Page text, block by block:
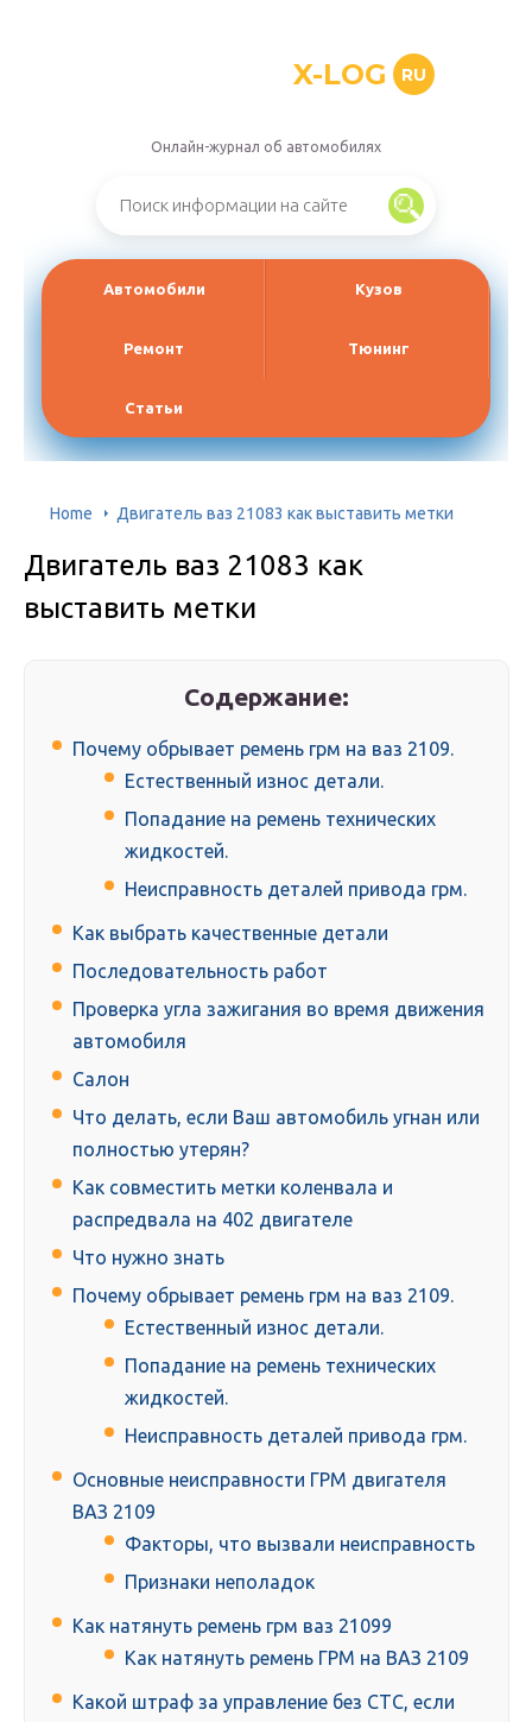
X-LOG RU
Онлайн-журнал об автомобилях
Автомобили Кузов
Ремонт Тюнинг
Статьи
Home Двигатель ваз 21083 как выставить метки
Двигатель ваз 21083 как
выставить метки
Содержание:
Почему обрывает ремень грм на ваз 2109.
Естественный износ детали.
Попадание на ремень технических
жидкостей.
Неисправность деталей привода грм.
Как выбрать качественные детали
Последовательность работ
Проверка угла зажигания во время движения
автомобиля
Салон
Что делать, если Ваш автомобиль угнан или
полностью утерян?
Как совместить метки коленвала и
распредвала на 402 двигателе
Что нужно знать
Почему обрывает ремень грм на ваз 2109.
Естественный износ детали.
Попадание на ремень технических
жидкостей.
Неисправность деталей привода грм.
Основные неисправности ГРМ двигателя
ВАЗ 2109
Факторы, что вызвали неисправность
Признаки неполадок
Как натянуть ремень грм ваз 21099
Как натянуть ремень ГРМ на ВАЗ 2109
Какой штраф за управление без СТС, если